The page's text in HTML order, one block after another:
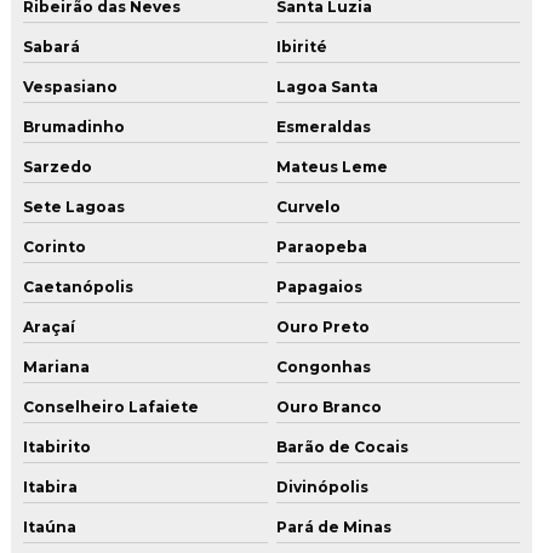
Renovação de avcb
Renovação de avcb minas gerais
Reparo vazamento de gas
Serviço de conversão de fogão
Serviço de instalação de gas
Serviço de instalação de gas residencial
Teste de estanqueidade de gás
Teste de estanqueidade de gas glp
Tubo de cobre para gás
Tubo de cobre para gas preço
Ribeirão das Neves Santa Luzia
Sabará Ibirité
Vespasiano Lagoa Santa
Brumadinho Esmeraldas
Sarzedo Mateus Leme
Sete Lagoas Curvelo
Corinto Paraopeba
Caetanópolis Papagaios
Araçaí Ouro Preto
Mariana Congonhas
Conselheiro Lafaiete Ouro Branco
Itabirito Barão de Cocais
Itabira Divinópolis
Itaúna Pará de Minas